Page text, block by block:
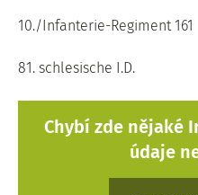
10./Infanterie-Regiment 161
81. schlesische I.D.
Chybí zde nějaké
údaje